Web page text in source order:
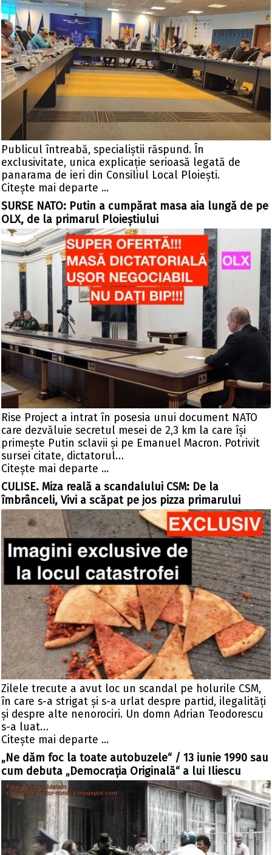
Publicul întreabă, specialiștii răspund. În
exclusivitate, unica explicație serioasă legată de
panarama de ieri din Consiliul Local Ploiești.
Citeşte mai departe ...
SURSE NATO: Putin a cumpărat masa aia lungă de pe
OLX, de la primarul Ploieștiului
Rise Project a intrat în posesia unui document NATO
care dezvăluie secretul mesei de 2,3 km la care își
primește Putin sclavii și pe Emanuel Macron. Potrivit
sursei citate, dictatorul…
Citeşte mai departe ...
CULISE. Miza reală a scandalului CSM: De la
îmbrânceli, Vivi a scăpat pe jos pizza primarului
Zilele trecute a avut loc un scandal pe holurile CSM,
în care s-a strigat și s-a urlat despre partid, ilegalități
și despre alte nenorociri. Un domn Adrian Teodorescu
s-a luat…
Citeşte mai departe ...
„Ne dăm foc la toate autobuzele“ / 13 iunie 1990 sau
cum debuta „Democrația Originală“ a lui Iliescu